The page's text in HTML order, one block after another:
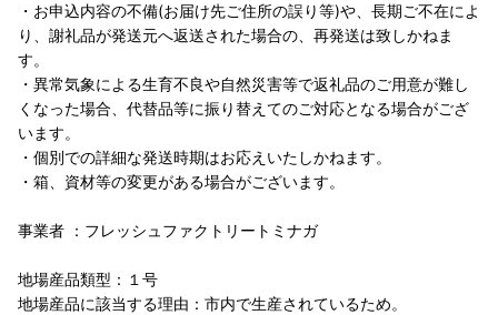
・お申込内容の不備(お届け先ご住所の誤り等)や、長期ご不在によ
り、謝礼品が発送元へ返送された場合の、再発送は致しかねま
す。
・異常気象による生育不良や自然災害等で返礼品のご用意が難し
くなった場合、代替品等に振り替えてのご対応となる場合がござ
います。
・個別での詳細な発送時期はお応えいたしかねます。
・箱、資材等の変更がある場合がございます。
事業者 ：フレッシュファクトリートミナガ
地場産品類型：１号
地場産品に該当する理由：市内で生産されているため。